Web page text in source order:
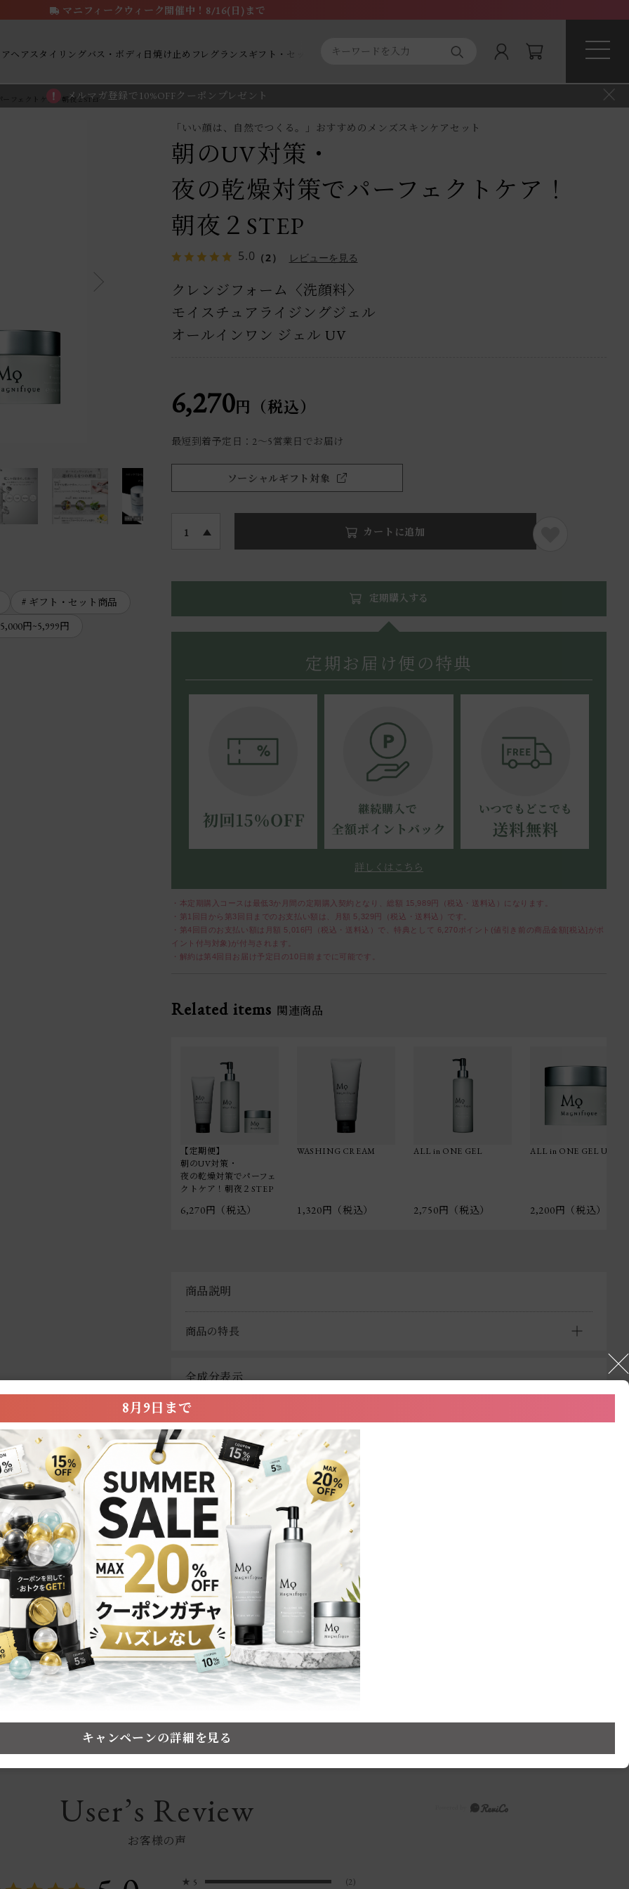
メルマガ登録で10%OFFクーポンプレゼント
マニフィークウィーク開催中！8/16(日)まで
ヘアスタイリングバス・ボディ 日焼け止め フレグランス ギフト・セット商品About magnifique
フェクトケア！朝夜２STEP
ギフト・セット商品
5,000円~5,999円
「いい顔は、自然でつくる。」おすすめのメンズスキンケアセット
朝のUV対策・
夜の乾燥対策でパーフェクトケア！
朝夜２STEP
5.0 （2） レビューを見る
クレンジフォーム〈洗顔料〉
モイスチュアライジングジェル
オールインワン ジェル UV
6,270円（税込）
最短到着予定日：2〜5営業日でお届け
ソーシャルギフト対象
1 カートに追加
定期購入する
定期お届け便の特典
詳しくはこちら
・本定期購入コースは最低3か月間の定期購入契約となり、総額 15,989 円（税込・送料込）になります。
・第1回目から第3回目までのお支払い額は、月額 5,329 円（税込・送料込）です。
・第4回目のお支払い額は月額 5,016 円（税込・送料込）で、特典として 6,270ポイント(値引き前の商品金額[税込]がポ
イント付与対象)が付与されます。
・解約は第4回目お届け予定日の10日前までに可能です。
Related items 関連商品
【定期便】
朝のUV対策・
夜の乾燥対策でパーフェ
クトケア！朝夜２STEP
6,270円（税込）
WASHING CREAM
1,320円（税込）
ALL in ONE GEL
2,750円（税込）
ALL in ONE GEL UV
2,200円（税込）
商品説明
商品の特長
全成分表示
トと選び方｜肌質・悩み別でわかりやすく解説
料の選び方から、正しい洗い方5ステップ、洗顔後の保湿までをわかりやすく解説。
メンズオールインワン入門
心！洗顔後に“これひとつ”でOKな、時短オールインワンの魅力を分かりやすく解説しています。
User’s Review
お客様の声
★ 5
(2)
8月9日まで
キャンペーンの詳細を見る